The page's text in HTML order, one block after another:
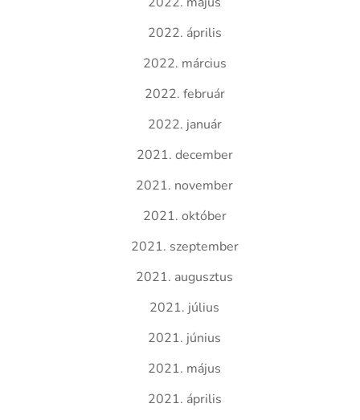
2022. április
2022. március
2022. február
2022. január
2021. december
2021. november
2021. október
2021. szeptember
2021. augusztus
2021. július
2021. június
2021. május
2021. április